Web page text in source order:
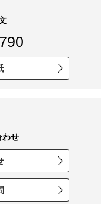
わせ